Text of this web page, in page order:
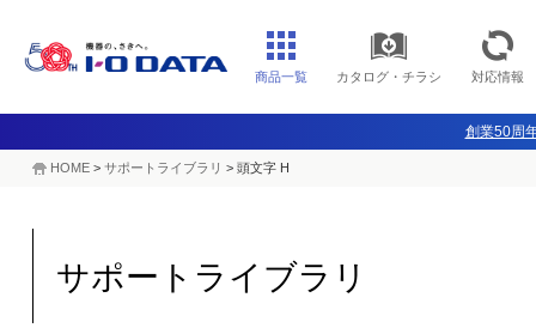
商品一覧 カタログ・チラシ 対応情報
創業50周
HOME > サポートライブラリ > 頭文字 H
サポートライブラリ